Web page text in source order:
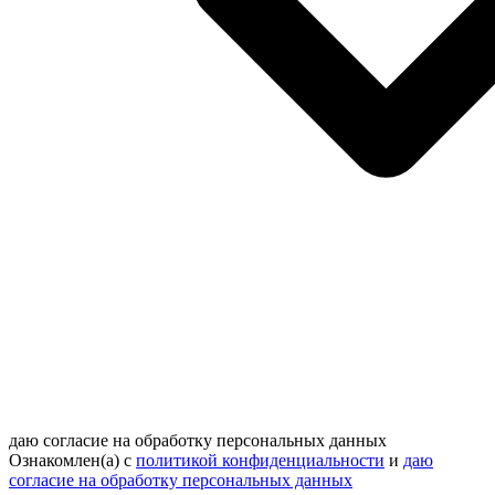
даю согласие на обработку персональных данных
Ознакомлен(а) с политикой конфиденциальности и даю
согласие на обработку персональных данных